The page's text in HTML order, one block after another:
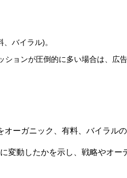
バイラル)。
ョンが圧倒的に多い場合は、広
ーガニック、有料、バイラル
動したかを示し、戦略やオー